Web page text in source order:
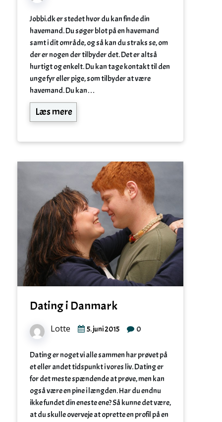
Jobbi.dk er stedet hvor du kan finde din
havemand. Du søger blot på en havemand
samt i dit område, og så kan du straks se, om
der er nogen der tilbyder det. Det er altså
hurtigt og enkelt. Du kan tage kontakt til den
unge fyr eller pige, som tilbyder at være
havemand. Du kan…
Læs mere
Dating i Danmark
Lotte 5. juni 2015 0
Dating er noget vi alle sammen har prøvet på
et eller andet tidspunkt i vores liv. Dating er
for det meste spændende at prøve, men kan
også være en pine i længden. Har du endnu
ikke fundet din eneste ene? Så kunne det være,
at du skulle overveje at oprette en profil på en